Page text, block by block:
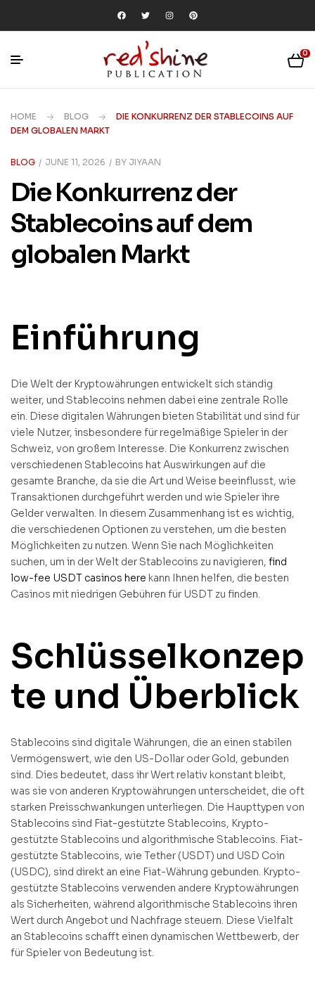
0
HOME BLOG
DIE KONKURRENZ DER STABLECOINS AUF
DEM GLOBALEN MARKT
BLOG JUNE 11, 2026 BY JIYAAN
Die Konkurrenz der
Stablecoins auf dem
globalen Markt
Einführung
Die Welt der Kryptowährungen entwickelt sich ständig
weiter, und Stablecoins nehmen dabei eine zentrale Rolle
ein. Diese digitalen Währungen bieten Stabilität und sind für
viele Nutzer, insbesondere für regelmäßige Spieler in der
Schweiz, von großem Interesse. Die Konkurrenz zwischen
verschiedenen Stablecoins hat Auswirkungen auf die
gesamte Branche, da sie die Art und Weise beeinflusst, wie
Transaktionen durchgeführt werden und wie Spieler ihre
Gelder verwalten. In diesem Zusammenhang ist es wichtig,
die verschiedenen Optionen zu verstehen, um die besten
Möglichkeiten zu nutzen. Wenn Sie nach Möglichkeiten
suchen, um in der Welt der Stablecoins zu navigieren, find
low-fee USDT casinos here kann Ihnen helfen, die besten
Casinos mit niedrigen Gebühren für USDT zu finden.
Schlüsselkonzep
te und Überblick
Stablecoins sind digitale Währungen, die an einen stabilen
Vermögenswert, wie den US-Dollar oder Gold, gebunden
sind. Dies bedeutet, dass ihr Wert relativ konstant bleibt,
was sie von anderen Kryptowährungen unterscheidet, die oft
starken Preisschwankungen unterliegen. Die Haupttypen von
Stablecoins sind Fiat-gestützte Stablecoins, Krypto-
gestützte Stablecoins und algorithmische Stablecoins. Fiat-
gestützte Stablecoins, wie Tether (USDT) und USD Coin
(USDC), sind direkt an eine Fiat-Währung gebunden. Krypto-
gestützte Stablecoins verwenden andere Kryptowährungen
als Sicherheiten, während algorithmische Stablecoins ihren
Wert durch Angebot und Nachfrage steuern. Diese Vielfalt
an Stablecoins schafft einen dynamischen Wettbewerb, der
für Spieler von Bedeutung ist.